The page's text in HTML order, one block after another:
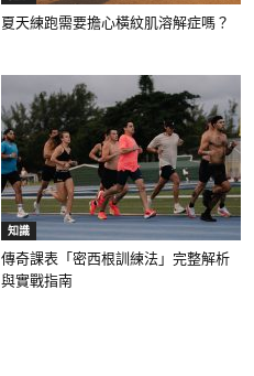
夏天練跑需要擔心橫紋肌溶解症嗎？
知識
傳奇課表「密西根訓練法」完整解析
與實戰指南